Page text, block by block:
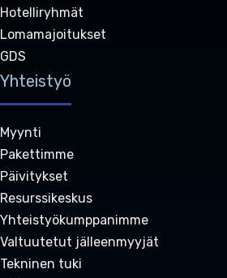
Hotelliryhmät
Lomamajoitukset
GDS
Yhteistyö
Myynti
Pakettimme
Päivitykset
Resurssikeskus
Yhteistyökumppanimme
Valtuutetut jälleenmyyjät
Tekninen tuki